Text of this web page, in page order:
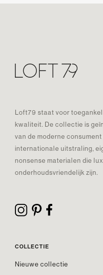
Loft79 staat voor
kwaliteit. De collectie is
van de moderne
internationale uitstraling,
nonsense materialen die
onderhoudsvriendelijk zijn.
COLLECTIE
Nieuwe collectie